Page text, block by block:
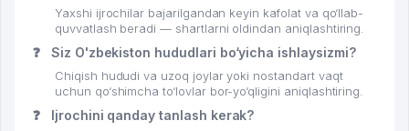
Yaxshi ijrochilar bajarilgandan keyin kafolat va qo‘llab-
quvvatlash beradi — shartlarni oldindan aniqlashtiring.
❓ Siz O'zbekiston hududlari bo‘yicha ishlaysizmi?
Chiqish hududi va uzoq joylar yoki nostandart vaqt
uchun qo‘shimcha to‘lovlar bor-yo‘qligini aniqlashtiring.
❓ Ijrochini qanday tanlash kerak?